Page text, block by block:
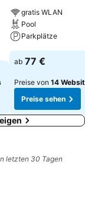
gratis WLAN
Pool
Parkplätze
ab 77 €
Preise von 14
Preise sehen
letzten 30 Tagen